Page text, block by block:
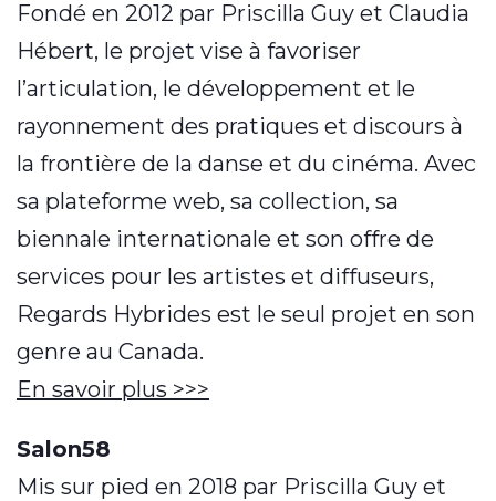
Fondé en 2012 par Priscilla Guy et Claudia
Hébert, le projet vise à favoriser
l’articulation, le développement et le
rayonnement des pratiques et discours à
la frontière de la danse et du cinéma. Avec
sa plateforme web, sa collection, sa
biennale internationale et son offre de
services pour les artistes et diffuseurs,
Regards Hybrides est le seul projet en son
genre au Canada.
En savoir plus >>>
Salon58
Mis sur pied en 2018 par Priscilla Guy et